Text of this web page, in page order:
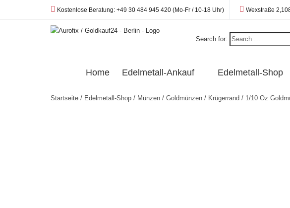
Telefon:
Kostenlose Beratung: +49 30 484 945 420 (Mo-Fr / 10-18 Uhr) Standort:
Wexstraße
Search for:
Home Edelmetall-Ankauf Edelmetall-Shop
Startseite / Edelmetall-Shop / Münzen / Goldmünzen / Krügerrand / 1/10 Oz